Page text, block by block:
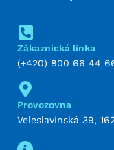
Zákaznická linka
(+420) 800 66 44
Provozovna
Veleslavínská 39,